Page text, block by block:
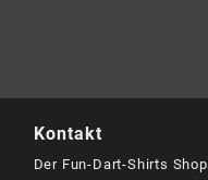
Kontakt
Der Fun-Dart-Shirts Shop